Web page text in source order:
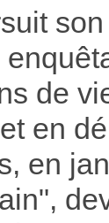
de
en
en